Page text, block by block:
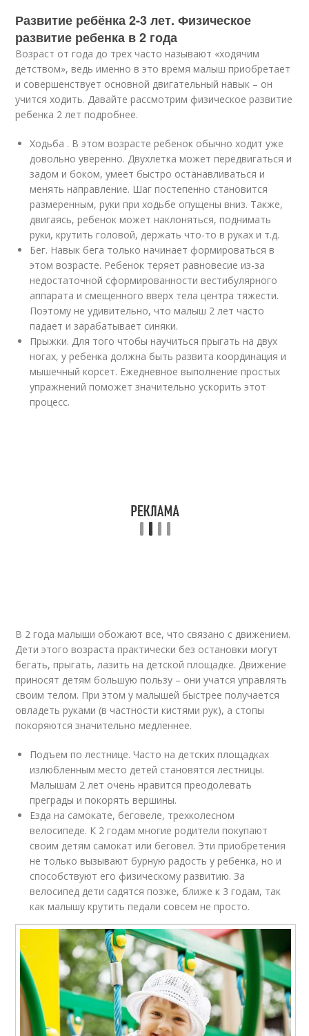
Развитие ребёнка 2-3 лет. Физическое
развитие ребенка в 2 года
Возраст от года до трех часто называют «ходячим
детством», ведь именно в это время малыш приобретает
и совершенствует основной двигательный навык – он
учится ходить. Давайте рассмотрим физическое развитие
ребенка 2 лет подробнее.
Ходьба . В этом возрасте ребенок обычно ходит уже
довольно уверенно. Двухлетка может передвигаться и
задом и боком, умеет быстро останавливаться и
менять направление. Шаг постепенно становится
размеренным, руки при ходьбе опущены вниз. Также,
двигаясь, ребенок может наклоняться, поднимать
руки, крутить головой, держать что-то в руках и т.д.
Бег. Навык бега только начинает формироваться в
этом возрасте. Ребенок теряет равновесие из-за
недостаточной сформированности вестибулярного
аппарата и смещенного вверх тела центра тяжести.
Поэтому не удивительно, что малыш 2 лет часто
падает и зарабатывает синяки.
Прыжки. Для того чтобы научиться прыгать на двух
ногах, у ребенка должна быть развита координация и
мышечный корсет. Ежедневное выполнение простых
упражнений поможет значительно ускорить этот
процесс.
В 2 года малыши обожают все, что связано с движением.
Дети этого возраста практически без остановки могут
бегать, прыгать, лазить на детской площадке. Движение
приносят детям большую пользу – они учатся управлять
своим телом. При этом у малышей быстрее получается
овладеть руками (в частности кистями рук), а стопы
покоряются значительно медленнее.
Подъем по лестнице. Часто на детских площадках
излюбленным место детей становятся лестницы.
Малышам 2 лет очень нравится преодолевать
преграды и покорять вершины.
Езда на самокате, беговеле, трехколесном
велосипеде. К 2 годам многие родители покупают
своим детям самокат или беговел. Эти приобретения
не только вызывают бурную радость у ребенка, но и
способствуют его физическому развитию. За
велосипед дети садятся позже, ближе к 3 годам, так
как малышу крутить педали совсем не просто.